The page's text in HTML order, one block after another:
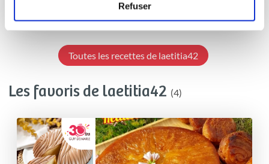
Refuser
0
Toutes les recettes de laetitia42
Les favoris de laetitia42 (4)